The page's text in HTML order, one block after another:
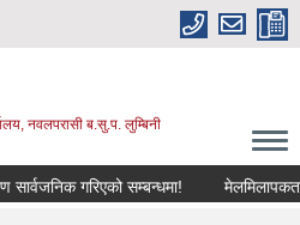
नवलपरासी ब.सु.प. लुम्बिनी
गरिएको सम्बन्धमा!